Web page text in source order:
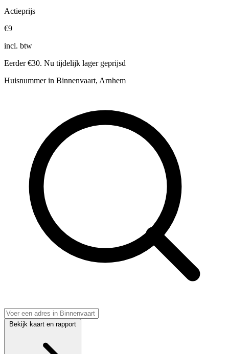
Actieprijs
€9
incl. btw
Eerder €30. Nu tijdelijk lager geprijsd
Huisnummer in Binnenvaart, Arnhem
Bekijk kaart en rapport